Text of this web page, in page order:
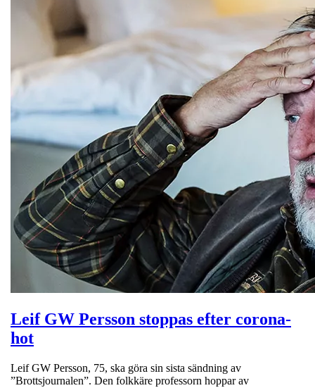
Leif GW Persson stoppas efter corona-
hot
Leif GW Persson, 75, ska göra sin sista sändning av
”Brottsjournalen”. Den folkkäre professorn hoppar av